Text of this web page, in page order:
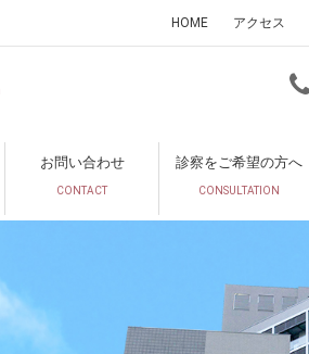
HOME アクセス
お問い合わせ
CONTACT
診察をご希望の方へ
CONSULTATION